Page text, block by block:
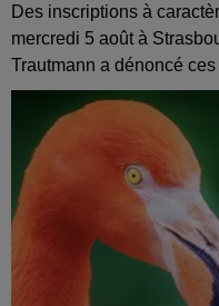
Des inscriptions à
mercredi 5 août à
Trautmann a dénoncé